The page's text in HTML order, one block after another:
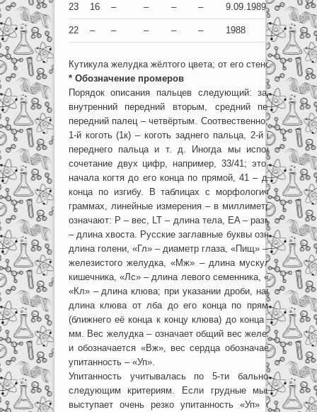
23 16 – – – – 9.09.1989
22 – – – – – 1988
Кутикула желудка жёлтого цвета; от его стенок
* Обозначение промеров
Порядок описания пальцев следующий: задний
внутренний передний вторым, средний передний
передний палец – четвёртым. Соотвественно, мы
1-й коготь (1к) – коготь заднего пальца, 2-й коготь (2к)
переднего пальца и т. д. Иногда мы использовали в
сочетание двух цифр, например, 33/41; это
начала когтя до его конца по прямой, 41 – длина
конца по изгибу. В таблицах с морфологическими
граммах, линейные измерения – в миллиметрах.
означают: P – вес, LT – длина тела, EA – размах
– длина хвоста. Русские заглавные буквы означают:
длина голени, «Гл» – диаметр глаза, «Пищ» – длина
железистого желудка, «Мж» – длина мускулистого
кишечника, «Лс» – длина левого семенника, «Пс» –
«Кл» – длина клюва; при указании дроби, например,
длина клюва от лба до его конца по прямой 30 мм,
(ближнего её конца к концу клюва) до конца клюва по
мм. Вес желудка – означает общий вес железистого и
и обозначается «Вж», вес сердца обозначается «Вс»
упитанность – «Уп».
Упитанность учитывалась по 5-ти бальной
следующим критериям. Если грудные мышцы
выступает очень резко упитанность «Уп»